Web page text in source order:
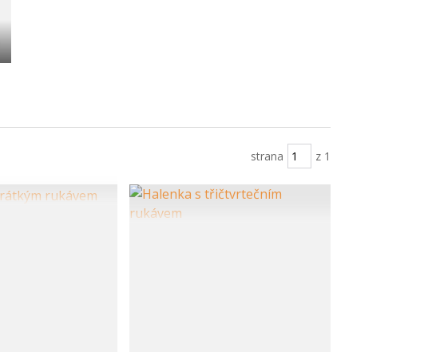
strana z 1